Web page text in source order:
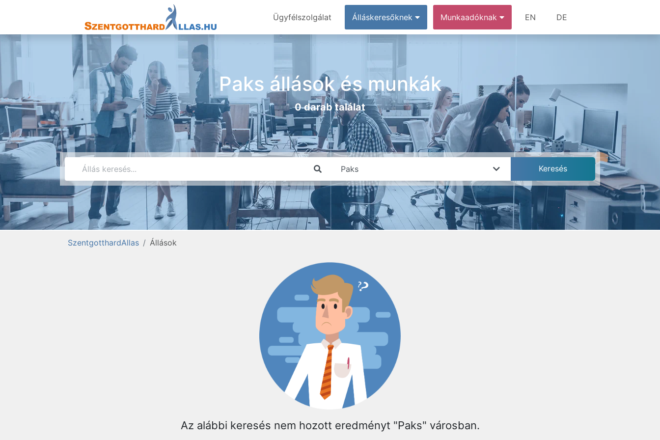
Ügyfélszolgálat Álláskeresőknek Munkaadóknak EN DE
Paks állások és munkák
0 darab találat
SzentgotthardAllas Állások
Az alábbi keresés nem hozott eredményt "Paks" városban.